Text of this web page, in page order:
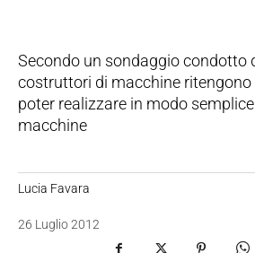
Secondo un sondaggio condotto
costruttori di macchine
poter realizzare in modo
macchine
Lucia Favara
26 Luglio 2012